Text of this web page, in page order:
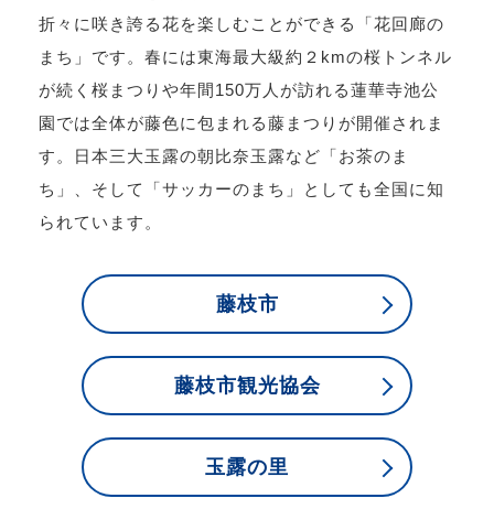
折々に咲き誇る花を楽しむことができる「花回廊の
まち」です。春には東海最大級約２kmの桜トンネル
が続く桜まつりや年間150万人が訪れる蓮華寺池公
園では全体が藤色に包まれる藤まつりが開催されま
す。日本三大玉露の朝比奈玉露など「お茶のま
ち」、そして「サッカーのまち」としても全国に知
られています。
藤枝市
藤枝市観光協会
玉露の里